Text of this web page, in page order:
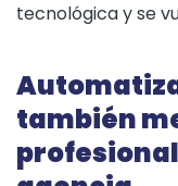
tecnológica y se
también